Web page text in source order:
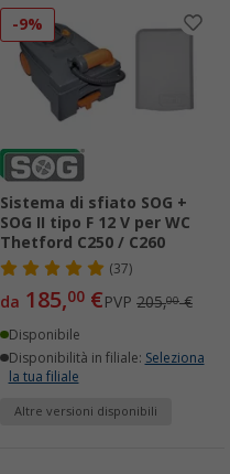
-9%
Sistema di sfiato SOG +
SOG II tipo F 12 V per WC
Thetford C250 / C260
(37)
da 185,00 €PVP 205,00€
Disponibile
Disponibilità in filiale: Seleziona
la tua filiale
Altre versioni disponibili